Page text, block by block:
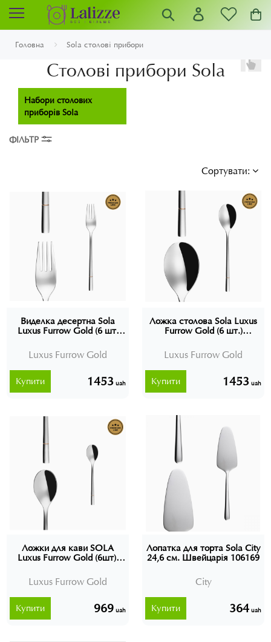
Головна Sola столові прибори
Столові прибори Sola
Набори столових
приборів Sola
ФІЛЬТР
Сортувати:
Виделка десертна Sola
Luxus Furrow Gold (6 шт)
Luxus Furrow Gold
1453 uah
Купити
Ложка столова Sola Luxus
Furrow Gold (6 шт.)
Luxus Furrow Gold
1453 uah
Купити
Ложки для кави SOLA
Luxus Furrow Gold (6шт),
Luxus Furrow Gold
969 uah
Купити
Лопатка для торта Sola City
24,6 см. Швейцарія 106169
City
364 uah
Купити